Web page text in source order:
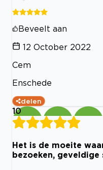
Beveelt aan
12 October 2022
Cem
Enschede
delen
10
Het is de moeite
bezoeken, geveldige